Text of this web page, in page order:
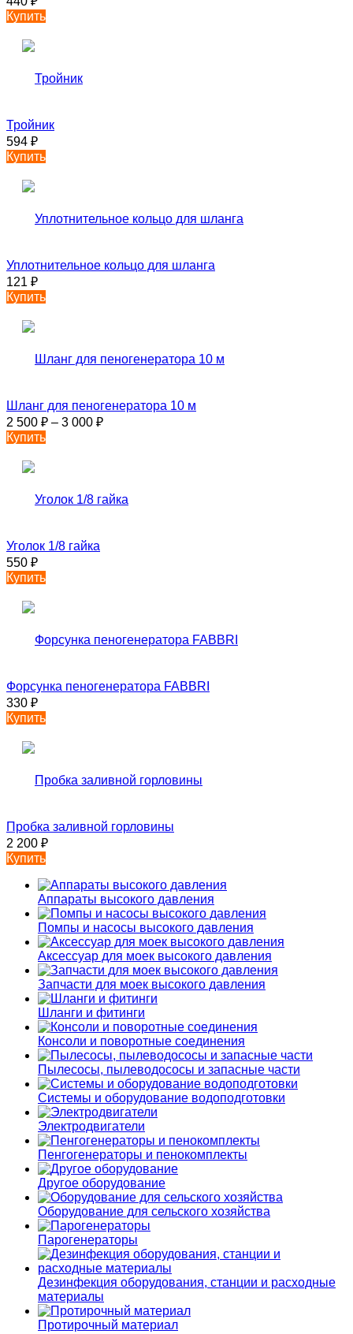
Купить
Тройник
594 ₽
Купить
Уплотнительное кольцо для шланга
121 ₽
Купить
Шланг для пеногенератора 10 м
2 500 ₽ – 3 000 ₽
Купить
Уголок 1/8 гайка
550 ₽
Купить
Форсунка пеногенератора FABBRI
330 ₽
Купить
Пробка заливной горловины
2 200 ₽
Купить
Аппараты высокого давления
Помпы и насосы высокого давления
Аксессуар для моек высокого давления
Запчасти для моек высокого давления
Шланги и фитинги
Консоли и поворотные соединения
Пылесосы, пылеводососы и запасные части
Системы и оборудование водоподготовки
Электродвигатели
Пенгогенераторы и пенокомплекты
Другое оборудование
Оборудование для сельского хозяйства
Парогенераторы
Дезинфекция оборудования, станции и расходные
материалы
Протирочный материал